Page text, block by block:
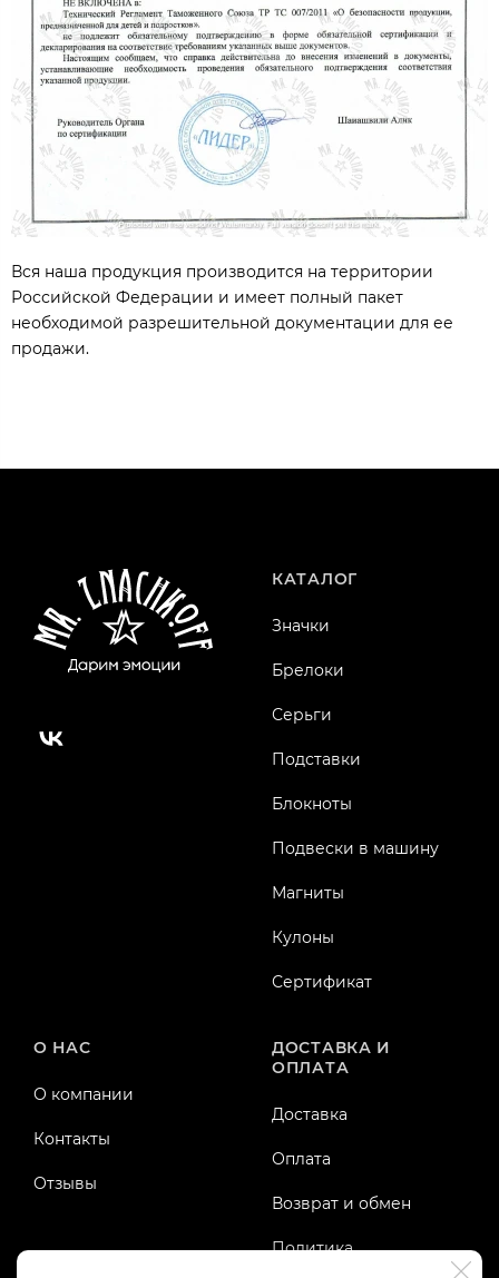
Вся наша продукция производится на территории
Российской Федерации и имеет полный пакет
необходимой разрешительной документации для ее
продажи.
КАТАЛОГ
Значки
Брелоки
Серьги
Подставки
Блокноты
Подвески в машину
Магниты
Кулоны
Сертификат
О НАС
О компании
Контакты
Отзывы
ДОСТАВКА И
ОПЛАТА
Доставка
Оплата
Возврат и обмен
Политика
конфиденциальности